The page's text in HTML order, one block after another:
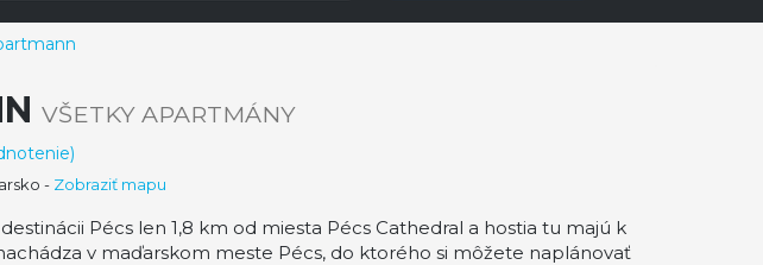
VŠETKY APARTMÁNY
- Zobraziť mapu
Pécs len 1,8 km od miesta Pécs Cathedral a hostia tu majú k
v maďarskom meste Pécs, do ktorého si môžete naplánovať